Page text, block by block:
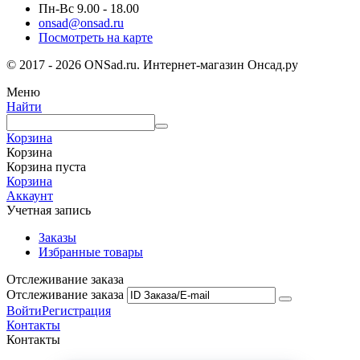
Пн-Вс 9.00 - 18.00
onsad@onsad.ru
Посмотреть на карте
© 2017 - 2026 ONSad.ru. Интернет-магазин Онсад.ру
Меню
Найти
Корзина
Корзина
Корзина пуста
Корзина
Аккаунт
Учетная запись
Заказы
Избранные товары
Отслеживание заказа
Отслеживание заказа
ВойтиРегистрация
Контакты
Контакты